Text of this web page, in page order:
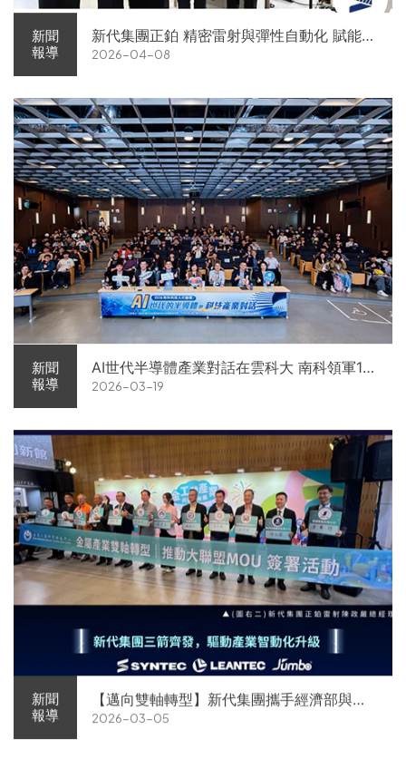
新聞
報導
新代集團正鉑 精密雷射與彈性自動化 賦能智
慧智造解方電子展亮相
2026-04-08
新聞
報導
AI世代半導體產業對話在雲科大 南科領軍11
家企業前進校園徵才
2026-03-19
新聞
報導
【邁向雙軸轉型】新代集團攜手經濟部與金
屬中心簽署MOU 領航 AI機器人智慧智造
2026-03-05